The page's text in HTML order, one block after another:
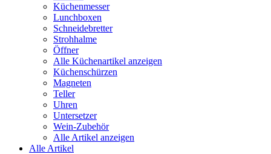
Küchenmesser
Lunchboxen
Schneidebretter
Strohhalme
Öffner
Alle Küchenartikel anzeigen
Küchenschürzen
Magneten
Teller
Uhren
Untersetzer
Wein-Zubehör
Alle Artikel anzeigen
Alle Artikel